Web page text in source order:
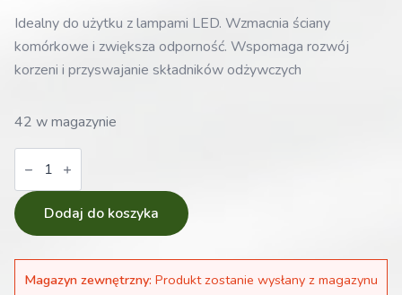
Idealny do użytku z lampami LED. Wzmacnia ściany
komórkowe i zwiększa odporność. Wspomaga rozwój
korzeni i przyswajanie składników odżywczych
42 w magazynie
ilość
Nawóz
Calmag
pro
500ml
wapno
magnez
Dodaj do koszyka
Magazyn zewnętrzny: Produkt zostanie wysłany z magazynu